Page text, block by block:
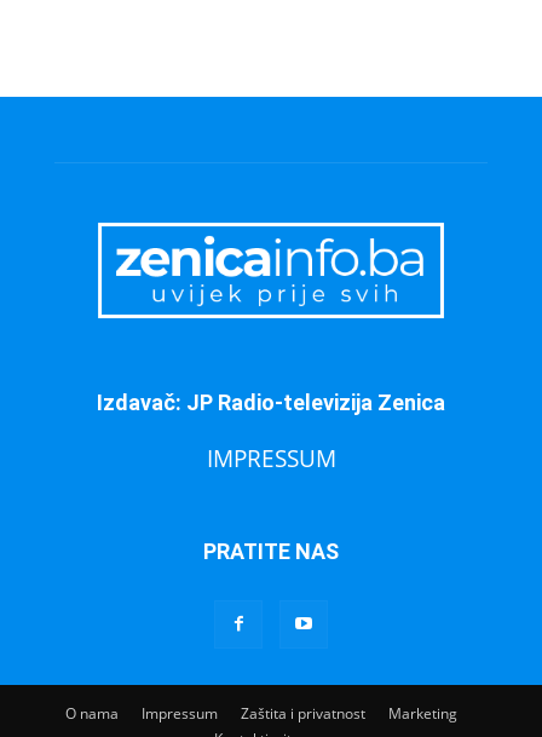
Izdavač: JP Radio-televizija Zenica
IMPRESSUM
PRATITE NAS
O nama Impressum Zaštita i privatnost
Marketing